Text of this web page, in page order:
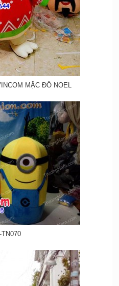
MẶC ĐỒ NOEL
TN070